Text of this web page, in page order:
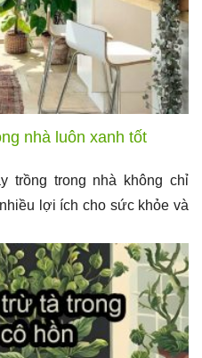
nhà luôn xanh tốt
trồng trong nhà không chỉ
lợi ích cho sức khỏe và